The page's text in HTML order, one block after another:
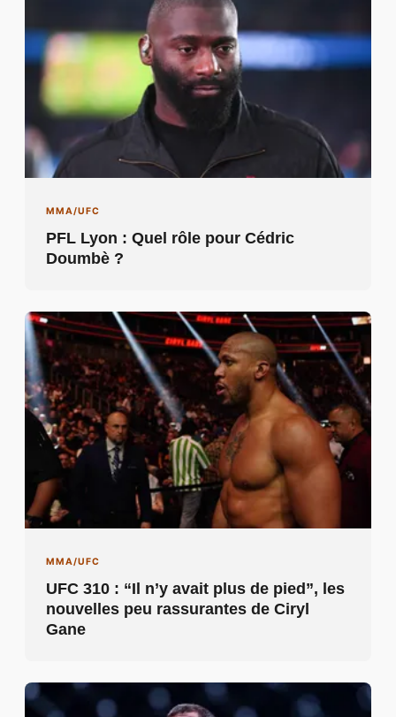
MMA/UFC
PFL Lyon : Quel rôle pour Cédric
Doumbè ?
MMA/UFC
UFC 310 : “Il n’y avait plus de pied”, les
nouvelles peu rassurantes de Ciryl
Gane